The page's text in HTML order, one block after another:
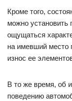
Кроме того,
можно установить
ощущаться
на имевший место
износ ее
В то же время, об
поведению